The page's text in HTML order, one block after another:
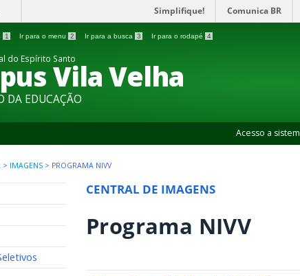
Simplifique! Comunica BR
1 Ir para o menu 2 Ir para a busca 3 Ir para o rodapé 4
do Espírito SantoVila Velha
DA EDUCAÇÃO
Acesso a
> IMAGENS > PROGRAMA NIVV
CENTRAL DE IMAGENS
Programa NIVV